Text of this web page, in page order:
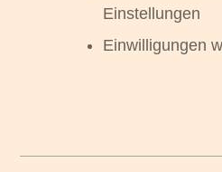
Einstellungen
Einwilligungen